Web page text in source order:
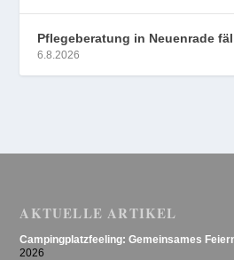
Pflegeberatung in Neuenrade
6.8.2026
AKTUELLE ARTIKEL
Campingplatzfeeling: Gemeinsames
2026